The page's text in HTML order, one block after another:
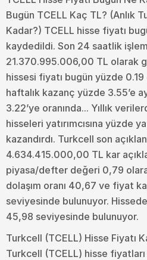
Bugün TCELL Kaç TL? (Anlık
Kadar?) TCELL hisse fiyatı
kaydedildi. Son 24 saatlik
21.370.995.006,00 TL olarak
hissesi fiyatı bugün yüzde
haftalık kazanç yüzde 3.55’e
3.22’ye oranında... Yıllık
hisseleri yatırımcısına yüzde
kazandırdı. Turkcell son
4.634.415.000,00 TL kar
piyasa/defter değeri 0,79
dolaşım oranı 40,67 ve fiyat
seviyesinde bulunuyor.
45,98 seviyesinde bulunuyor.
Turkcell (TCELL) Hisse Fiyatı
Turkcell (TCELL) hisse